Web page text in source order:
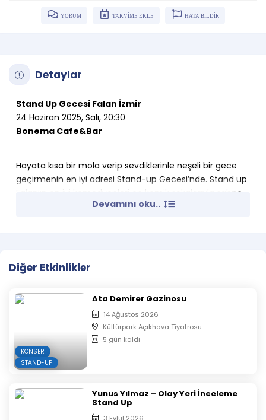
YORUM TAKVİME EKLE HATA BİLDİR
Detaylar
Stand Up Gecesi Falan İzmir
24 Haziran 2025, Salı, 20:30
Bonema Cafe&Bar
Hayata kısa bir mola verip sevdiklerinle neşeli bir gece
geçirmenin en iyi adresi Stand-up Gecesi’nde. Stand up
Falan’ın en iyi komedyenleri en komik şakalarıyla sahne
alıyor, kahkahalar susmuyor!
hesabından duyurulacaktır.
120 dakika.
Etkinlikte 18 yaş sınırı vardır.
E-Biletiniz Mail ve Sms olarak size gelecektir.
Çıktı almanıza gerek yoktur.
yapılmamaktadır.
Oyunun başlamasının ardından salona seyirci
alınmayacaktır.
Devamını oku..
Diğer Etkinlikler
KONSER
STAND-UP
Ata Demirer Gazinosu
14 Ağustos 2026
Kültürpark Açıkhava Tiyatrosu
5 gün kaldı
Yunus Yılmaz – Olay Yeri İnceleme
Stand Up